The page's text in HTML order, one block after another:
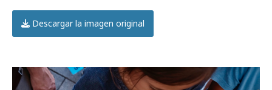
Descargar la imagen original